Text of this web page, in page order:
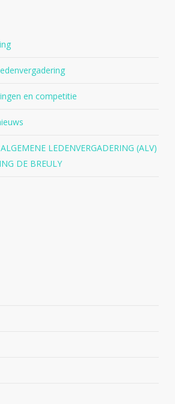
en competitie
LEDENVERGADERING (ALV)
DE BREULY